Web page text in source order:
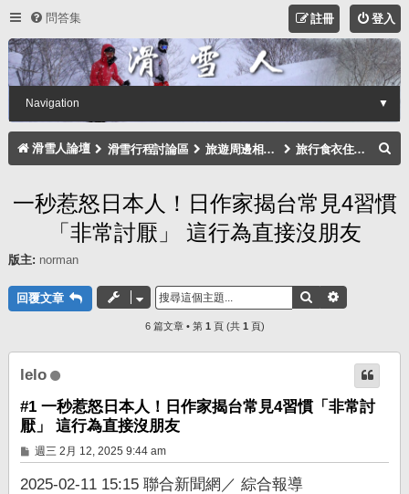
問答集 登入
註冊
Navigation ▼
滑雪人論壇 滑雪行程討論區 旅遊周邊相關注意事項討論區 旅行食衣住行討論區
一秒惹怒日本人！日作家揭台常見4習慣
「非常討厭」 這行為直接沒朋友
版主: norman
回覆文章 搜尋
6 篇文章 • 第 1 頁 (共 1 頁)
lelo
#1 一秒惹怒日本人！日作家揭台常見4習慣「非常討
厭」 這行為直接沒朋友
文
章
週三 2月 12, 2025 9:44 am
2025-02-11 15:15 聯合新聞網／ 綜合報導